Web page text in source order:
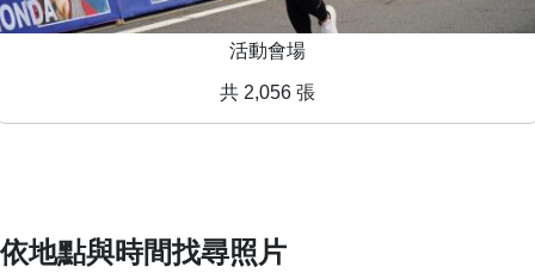
活動會場
共 2,056 張
依地點與時間找尋照片